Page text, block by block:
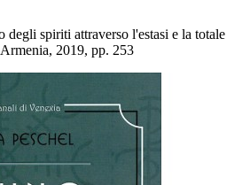
degli spiriti attraverso l'estasi e la totale
2019, pp. 253